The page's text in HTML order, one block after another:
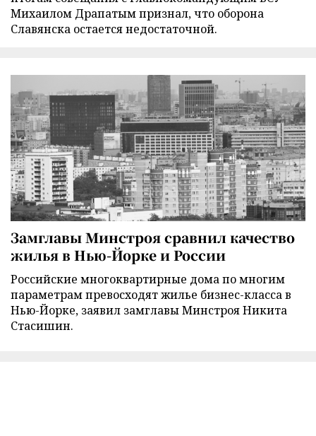
Михаилом Драпатым признал, что оборона
Славянска остается недостаточной.
Замглавы Минстроя сравнил качество
жилья в Нью-Йорке и России
Российские многоквартирные дома по многим
параметрам превосходят жилье бизнес-класса в
Нью-Йорке, заявил замглавы Минстроя Никита
Стасишин.